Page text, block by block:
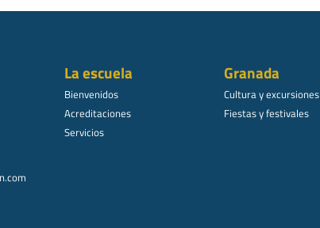
La escuela
Bienvenidos
Acreditaciones
Servicios
Granada
Cultura y excursiones
Fiestas y festivales